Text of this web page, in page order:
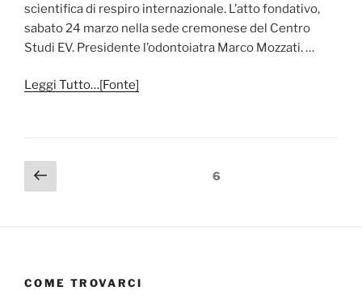
scientifica di respiro internazionale. L’atto fondativo,
sabato 24 marzo nella sede cremonese del Centro
Studi EV. Presidente l’odontoiatra Marco Mozzati. …
Leggi Tutto…[Fonte]
Paginazione
degli
Pagina
precedente
Pagina6
COME TROVARCI